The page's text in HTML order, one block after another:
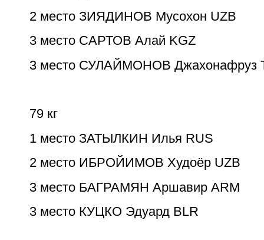
2 место ЗИЯДИНОВ Мусохон UZB
3 место САРТОВ Алай KGZ
3 место СУЛАЙМОНОВ Джахонафруз
79 кг
1 место ЗАТЫЛКИН Илья RUS
2 место ИБРОЙИМОВ Худоёр UZB
3 место БАГРАМЯН Аршавир ARM
3 место КУЦКО Эдуард BLR